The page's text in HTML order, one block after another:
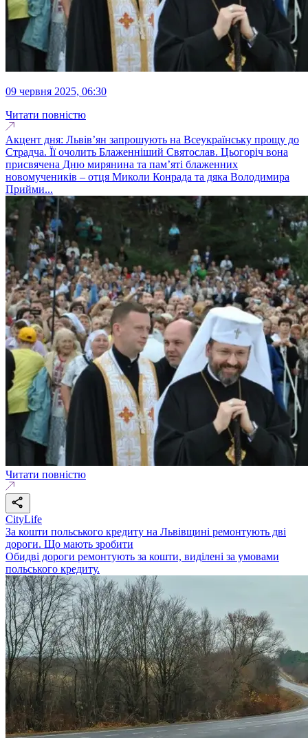
09 червня 2025, 06:30
Читати повністю
Акцент дня: Львів’ян запрошують на Всеукраїнську прощу до
Страдча. Її очолить Блаженніший Святослав. Цьогоріч вона
присвячена Дню мирянина та пам’яті блаженних
новомучеників – отця Миколи Конрада та дяка Володимира
Прийми...
Читати повністю
CityLife
За кошти польського кредиту на Львівщині ремонтують дві
дороги. Що мають зробити
Обидві дороги ремонтують за кошти, виділені за умовами
польського кредиту.